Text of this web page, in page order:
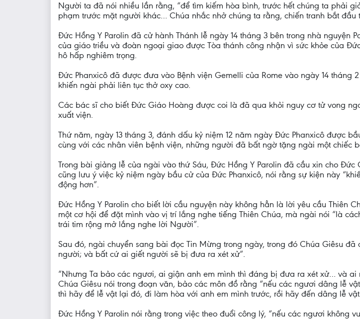
Người ta đã nói nhiều lần rằng, “để tìm kiếm hòa bình, trước hết chúng ta phải
phạm trước mặt người khác… Chúa nhắc nhở chúng ta rằng, chiến tranh bắt
Đức Hồng Y Parolin đã cử hành Thánh lễ ngày 14 tháng 3 bên trong nhà nguyện
của giáo triều và đoàn ngoại giao được Tòa thánh công nhận vì sức khỏe của
hô hấp nghiêm trọng.
Đức Phanxicô đã được đưa vào Bệnh viện Gemelli của Rome vào ngày 14
khiến ngài phải liên tục thở oxy cao.
Các bác sĩ cho biết Đức Giáo Hoàng được coi là đã qua khỏi nguy cơ tử vong
xuất viện.
Thứ năm, ngày 13 tháng 3, đánh dấu kỷ niệm 12 năm ngày Đức Phanxicô được
cùng với các nhân viên bệnh viện, những người đã bất ngờ tặng ngài một chiếc
Trong bài giảng lễ của ngài vào thứ Sáu, Đức Hồng Y Parolin đã cầu xin cho
cũng lưu ý việc kỷ niệm ngày bầu cử của Đức Phanxicô, nói rằng sự kiện này
động hơn”.
Đức Hồng Y Parolin cho biết lời cầu nguyện này không hẳn là lời yêu cầu Thiên
một cơ hội để đặt mình vào vị trí lắng nghe tiếng Thiên Chúa, mà ngài nói “là
trái tim rộng mở lắng nghe lời Người”.
Sau đó, ngài chuyển sang bài đọc Tin Mừng trong ngày, trong đó Chúa Giêsu
người; và bất cứ ai giết người sẽ bị đưa ra xét xử”.
“Nhưng Ta bảo các ngươi, ai giận anh em mình thì đáng bị đưa ra xét xử… và
Chúa Giêsu nói trong đoạn văn, bảo các môn đồ rằng “nếu các ngươi dâng lễ
thì hãy để lễ vật lại đó, đi làm hòa với anh em mình trước, rồi hãy đến dâng lễ
Đức Hồng Y Parolin nói rằng trong việc theo đuổi công lý, “nếu các ngươi không